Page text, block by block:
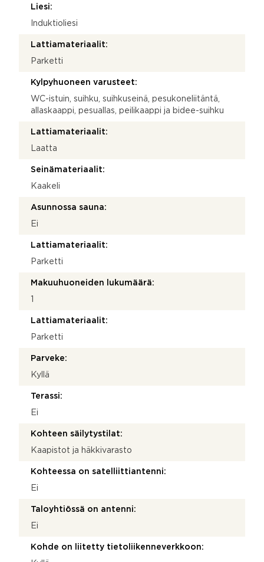
Liesi:
Induktioliesi
Lattiamateriaalit:
Parketti
Kylpyhuoneen varusteet:
WC-istuin, suihku, suihkuseinä, pesukoneliitäntä,
allaskaappi, pesuallas, peilikaappi ja bidee-suihku
Lattiamateriaalit:
Laatta
Seinämateriaalit:
Kaakeli
Asunnossa sauna:
Ei
Lattiamateriaalit:
Parketti
Makuuhuoneiden lukumäärä:
Lattiamateriaalit:
Parketti
Parveke:
Kyllä
Terassi:
Ei
Kohteen säilytystilat:
Kaapistot ja häkkivarasto
Kohteessa on satelliittiantenni:
Ei
Taloyhtiössä on antenni:
Ei
Kohde on liitetty tietoliikenneverkkoon: